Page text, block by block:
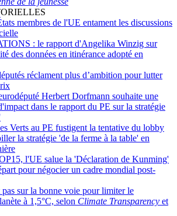
membres de l'UE entament les discussions
: le rapport d'Angelika Winzig sur
des données en itinérance adopté en
réclament plus d’ambition pour lutter
Herbert Dorfmann souhaite une
dans le rapport du PE sur la stratégie
Verts au PE fustigent la tentative du lobby
la stratégie 'de la ferme à la table' en
l'UE salue la 'Déclaration de Kunming'
pour négocier un cadre mondial post-
pas sur la bonne voie pour limiter le
à 1,5°C, selon Climate Transparency et